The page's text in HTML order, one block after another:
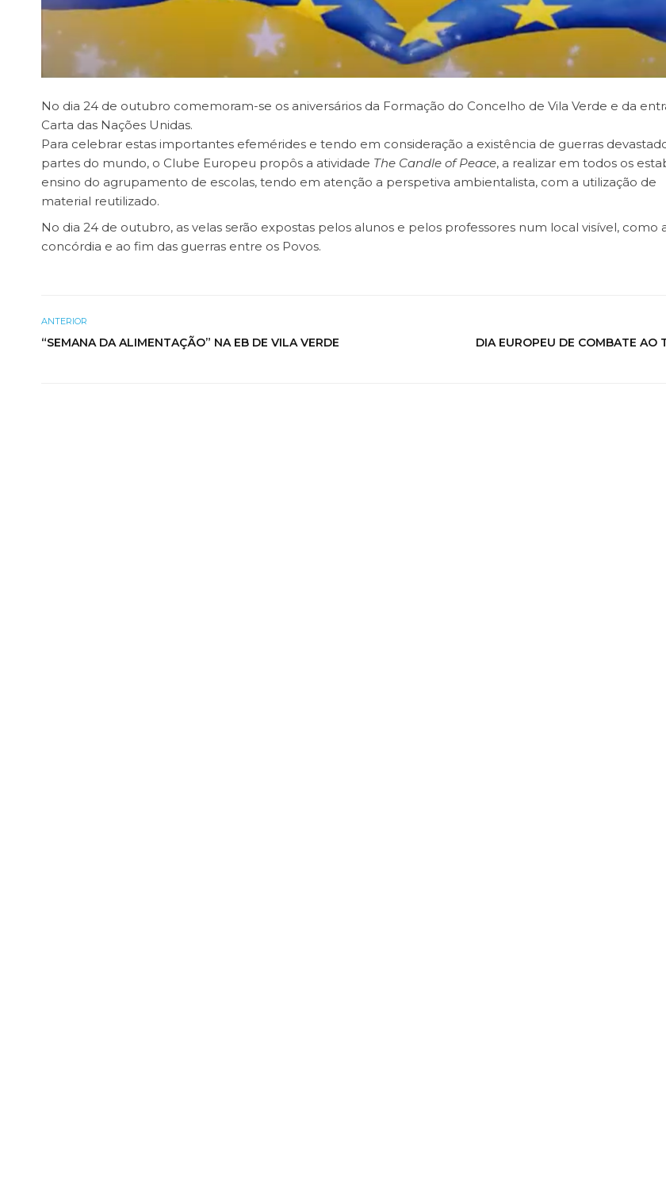
No dia 24 de outubro comemoram-se os aniversários da Formação do Concelho de Vila Verde e da
Carta das Nações Unidas.
Para celebrar estas importantes efemérides e tendo em consideração a existência de guerras
partes do mundo, o Clube Europeu propôs a atividade The Candle of Peace, a realizar em todos os
ensino do agrupamento de escolas, tendo em atenção a perspetiva ambientalista, com a utilização de
material reutilizado.
No dia 24 de outubro, as velas serão expostas pelos alunos e pelos professores num local visível, como
concórdia e ao fim das guerras entre os Povos.
ANTERIOR
“SEMANA DA ALIMENTAÇÃO” NA EB DE VILA VERDE
DIA EUROPEU DE COMBATE AO